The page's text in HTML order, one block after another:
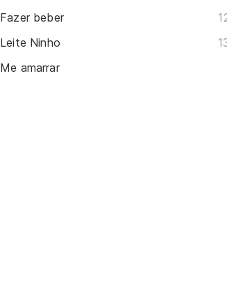
Fazer beber
Leite Ninho
Me amarrar